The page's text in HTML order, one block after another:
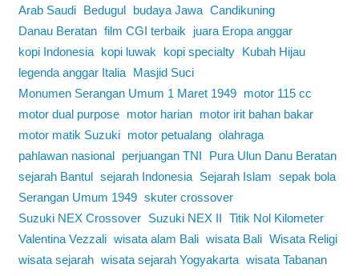
Arab Saudi
Bedugul budaya Jawa Candikuning
Danau Beratan film CGI terbaik
juara Eropa anggar
kopi Indonesia
kopi luwak kopi specialty
Kubah Hijau
legenda anggar Italia
Masjid Suci
Monumen Serangan Umum 1 Maret 1949
motor 115 cc
motor dual purpose
motor harian
motor irit bahan bakar
motor matik Suzuki
motor petualang olahraga
pahlawan nasional
perjuangan TNI
Pura Ulun Danu Beratan
sejarah Bantul sejarah Indonesia Sejarah Islam sepak bola
Serangan Umum 1949 skuter crossover
Suzuki NEX Crossover
Suzuki NEX II Titik Nol Kilometer
Valentina Vezzali wisata alam Bali wisata Bali Wisata Religi
wisata sejarah wisata sejarah Yogyakarta wisata Tabanan